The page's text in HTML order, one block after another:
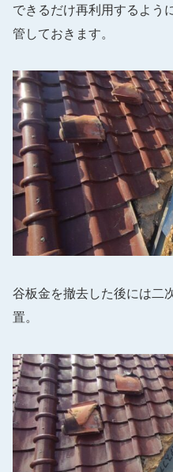
できるだけ再利用するよう
管しておきます。
谷板金を撤去した後には二
置。